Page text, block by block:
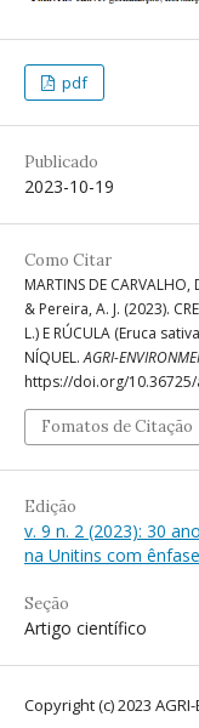
pdf
Publicado
2023-10-19
Como Citar
MARTINS DE
& Pereira, A. J. (2023).
L.) E RÚCULA (Eruca
NÍQUEL.AGRI-
https://doi.org/
Fomatos de Citação
Edição
v. 9 n. 2 (2023): 30
na Unitins com
Seção
Artigo científico
Copyright (c) 2023 AGRI-